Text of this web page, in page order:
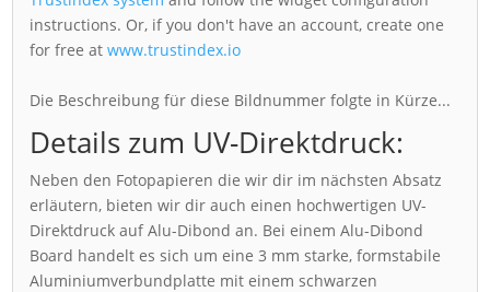
instructions. Or, if you don't have an account, create one
for free atwww.trustindex.io
Die Beschreibung für diese Bildnummer folgte in Kürze...
Details zum UV-Direktdruck:
Neben den Fotopapieren die wir dir im nächsten Absatz
erläutern, bieten wir dir auch einen hochwertigen UV-
Direktdruck auf Alu-Dibond an. Bei einem Alu-Dibond
Board handelt es sich um eine 3 mm starke, formstabile
Aluminiumverbundplatte mit einem schwarzen